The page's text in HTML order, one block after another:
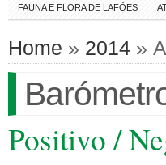
FAUNA E FLORA DE LAFÕES
Home » 2014 »
Positivo /